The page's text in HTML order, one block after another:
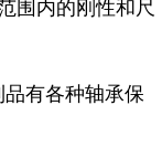
围内的刚性和尺
有各种轴承保